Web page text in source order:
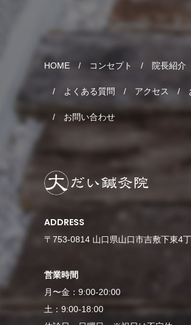
HOME コンセプト 院長紹介
よくある質問 アクセス
お問い合わせ
ADDRESS
〒753-0814 山口県山口市吉敷下東4
営業時間
月〜金：9:00-20:00
土：9:00-18:00